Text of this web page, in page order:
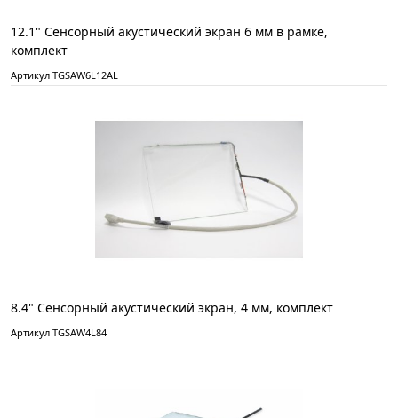
12.1" Сенсорный акустический экран 6 мм в рамке,
комплект
Артикул TGSAW6L12AL
8.4" Сенсорный акустический экран, 4 мм, комплект
Артикул TGSAW4L84